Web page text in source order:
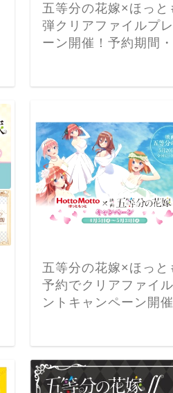
五等分の花嫁×ほっ
弾クリアファイルプ
ーン開催！予約期間
五等分の花嫁×ほっと
予約でクリアファイ
ントキャンペーン開